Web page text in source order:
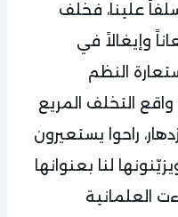
علينا، فخلف
وإيغالاً في
النظم
واقع التخلف المريع
راحوا يستعيرون
لنا بعنوانها
العلمانية